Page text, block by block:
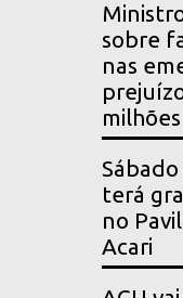
sobre
nas
milhões
terá
no
Acari